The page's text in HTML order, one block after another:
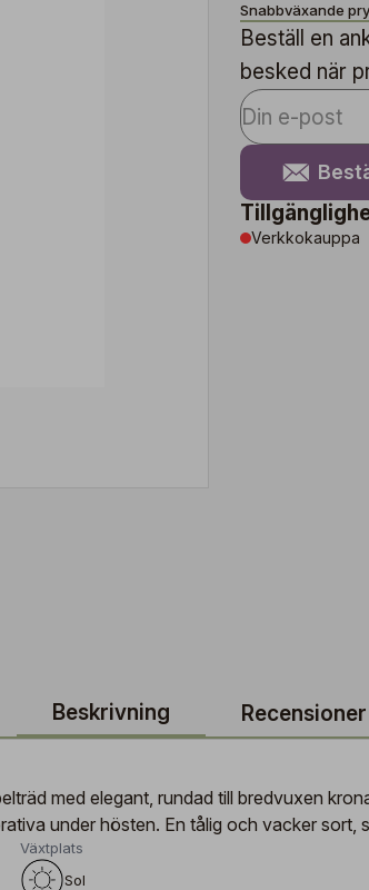
Snabbväxande
Beställ en
besked när
Verkkokauppa
Beskrivning Recensioner
med elegant, rundad till bredvuxen
under hösten. En tålig och vacker sort,
Växtplats
Sol